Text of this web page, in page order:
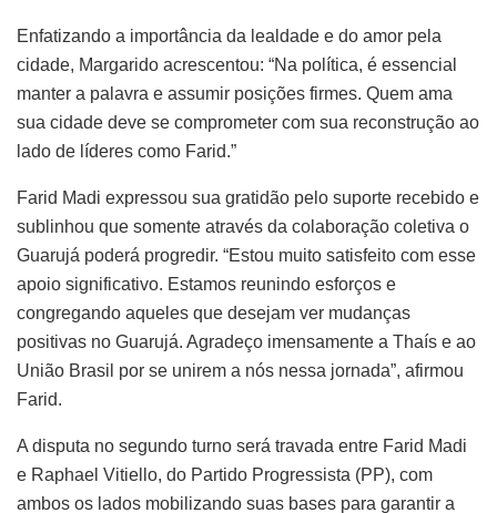
Enfatizando a importância da lealdade e do amor pela
cidade, Margarido acrescentou: “Na política, é essencial
manter a palavra e assumir posições firmes. Quem ama
sua cidade deve se comprometer com sua reconstrução ao
lado de líderes como Farid.”
Farid Madi expressou sua gratidão pelo suporte recebido e
sublinhou que somente através da colaboração coletiva o
Guarujá poderá progredir. “Estou muito satisfeito com esse
apoio significativo. Estamos reunindo esforços e
congregando aqueles que desejam ver mudanças
positivas no Guarujá. Agradeço imensamente a Thaís e ao
União Brasil por se unirem a nós nessa jornada”, afirmou
Farid.
A disputa no segundo turno será travada entre Farid Madi
e Raphael Vitiello, do Partido Progressista (PP), com
ambos os lados mobilizando suas bases para garantir a